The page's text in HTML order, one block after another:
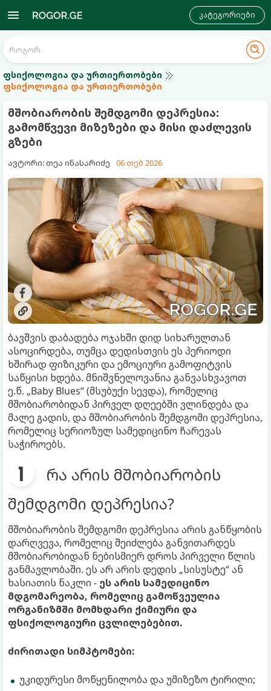
კატეგორიები
ფსიქოლოგია და ურთიერთობები
ფსიქოლოგია და ურთიერთობები
მშობიარობის შემდგომი დეპრესია:
გამომწვევი მიზეზები და მისი დაძლევის
გზები
ავტორი: თეა ინასარიძე 06 თებ 2026
ბავშვის დაბადება ოჯახში დიდ სიხარულთან
ასოცირდება, თუმცა დედისთვის ეს პერიოდი
ხშირად ფიზიკური და ემოციური გამოფიტვის
საწყისი ხდება. მნიშვნელოვანია განვასხვავოთ
ე.წ. „Baby Blues“ (მსუბუქი სევდა), რომელიც
მშობიარობიდან პირველ დღეებში ვლინდება და
მალე გადის, და მშობიარობის შემდგომი დეპრესია,
რომელიც სერიოზულ სამედიცინო ჩარევას
საჭიროებს.
რა არის მშობიარობის
შემდგომი დეპრესია?
მშობიარობის შემდგომი დეპრესია არის განწყობის
დარღვევა, რომელიც შეიძლება განვითარდეს
მშობიარობიდან ნებისმიერ დროს პირველი წლის
განმავლობაში. ეს არ არის დედის „სისუსტე“ ან
ხასიათის ნაკლი - ეს არის სამედიცინო
მდგომარეობა, რომელიც გამოწვეულია
ორგანიზმში მომხდარი ქიმიური და
ფსიქოლოგიური ცვლილებებით.
ძირითადი სიმპტომები:
უკიდურესი მოწყენილობა და უმიზეზო ტირილი;